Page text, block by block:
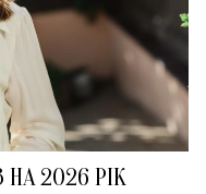
НА 2026 РІК